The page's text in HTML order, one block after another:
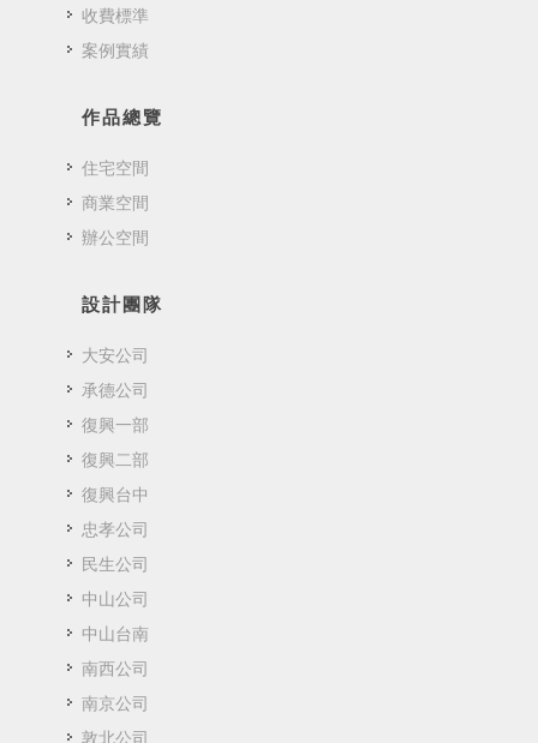
收費標準
案例實績
作品總覽
住宅空間
商業空間
辦公空間
設計團隊
大安公司
承德公司
復興一部
復興二部
復興台中
忠孝公司
民生公司
中山公司
中山台南
南西公司
南京公司
敦北公司